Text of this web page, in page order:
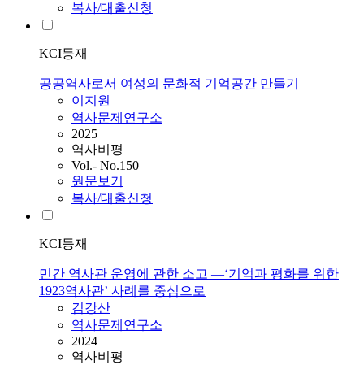
복사/대출신청
KCI등재
공공역사로서 여성의 문화적 기억공간 만들기
이지원
역사문제연구소
2025
역사비평
Vol.- No.150
원문보기
복사/대출신청
KCI등재
민간 역사관 운영에 관한 소고 ―‘기억과 평화를 위한
1923역사관’ 사례를 중심으로
김강산
역사문제연구소
2024
역사비평